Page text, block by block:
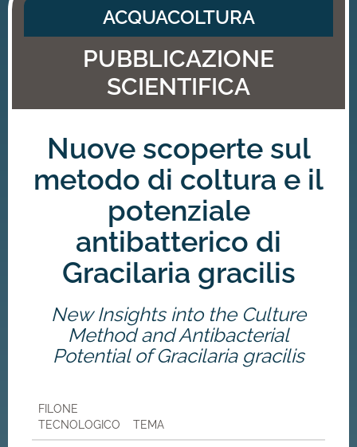
ACQUACOLTURA
PUBBLICAZIONE
SCIENTIFICA
Nuove scoperte sul
metodo di coltura e il
potenziale
antibatterico di
Gracilaria gracilis
New Insights into the Culture
Method and Antibacterial
Potential of Gracilaria gracilis
FILONE
TECNOLOGICO
TEMA